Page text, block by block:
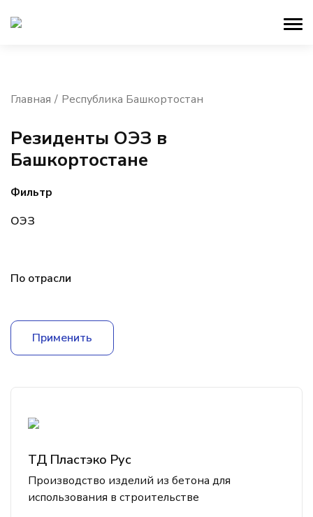
Главная Республика Башкортостан
Резиденты ОЭЗ в
Башкортостане
Фильтр
ОЭЗ
По отрасли
Применить
ТД Пластэко Рус
Производство изделий из бетона для
использования в строительстве